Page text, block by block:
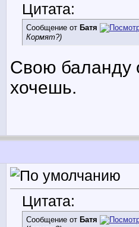
Цитата:
Сообщение от Батя
Кормят?)
Свою баланду
хочешь.
Цитата:
Сообщение от Батя